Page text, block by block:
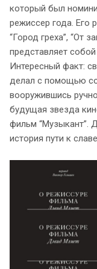
который был
режиссер года. Его
“Город греха”, “От
представляет
Интересный факт:
делал с помощью
вооружившись
будущая звезда
фильм “Музыкант”.
история пути к